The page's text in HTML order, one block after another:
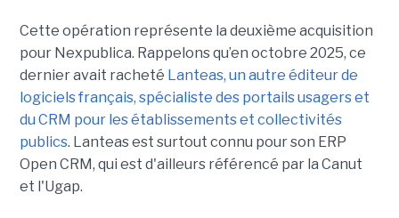
Cette opération représente la deuxième acquisition
pour Nexpublica. Rappelons qu’en octobre 2025, ce
dernier avait racheté Lanteas, un autre éditeur de
logiciels français, spécialiste des portails usagers et
du CRM pour les établissements et collectivités
publics. Lanteas est surtout connu pour son ERP
Open CRM, qui est d'ailleurs référencé par la Canut
et l'Ugap.